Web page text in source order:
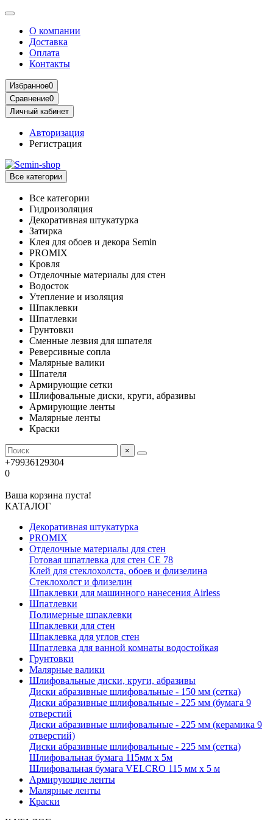
О компании
Доставка
Оплата
Контакты
Избранное0
Сравнение0
Личный кабинет
Авторизация
Регистрация
Все категории
Все категории
Гидроизоляция
Декоративная штукатурка
Затирка
Клея для обоев и декора Semin
PROMIX
Кровля
Отделочные материалы для стен
Водосток
Утепление и изоляция
Шпаклевки
Шпатлевки
Грунтовки
Сменные лезвия для шпателя
Реверсивные сопла
Малярные валики
Шпателя
Армирующие сетки
Шлифовальные диски, круги, абразивы
Армирующие ленты
Малярные ленты
Краски
×
+79936129304
0
Ваша корзина пуста!
КАТАЛОГ
Декоративная штукатурка
PROMIX
Отделочные материалы для стен
Готовая шпатлевка для стен CE 78
Клей для стеклохолста, обоев и флизелина
Стеклохолст и флизелин
Шпаклевки для машинного нанесения Airless
Шпатлевки
Полимерные шпаклевки
Шпаклевки для стен
Шпаклевка для углов стен
Шпатлевка для ванной комнаты водостойкая
Грунтовки
Малярные валики
Шлифовальные диски, круги, абразивы
Диски абразивные шлифовальные - 150 мм (сетка)
Диски абразивные шлифовальные - 225 мм (бумага 9
отверстий
Диски абразивные шлифовальные - 225 мм (керамика 9
отверстий)
Диски абразивные шлифовальные - 225 мм (сетка)
Шлифовальная бумага 115мм х 5м
Шлифовальная бумага VELCRO 115 мм х 5 м
Армирующие ленты
Малярные ленты
Краски